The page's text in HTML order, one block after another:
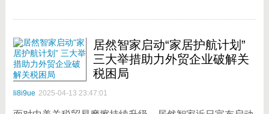
居然智家启动“家居护航计划”
三大举措助力外贸企业破解关
税困局
li8i9ue 2025-04-13 23:47:01